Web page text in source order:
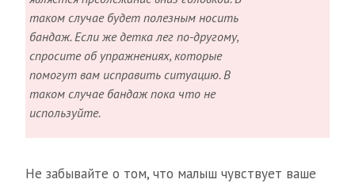
таком случае будет полезным носить
бандаж. Если же детка лег по-другому,
спросите об упражнениях, которые
помогут вам исправить ситуацию. В
таком случае бандаж пока что не
используйте.
Не забывайте о том, что малыш чувствует ваше